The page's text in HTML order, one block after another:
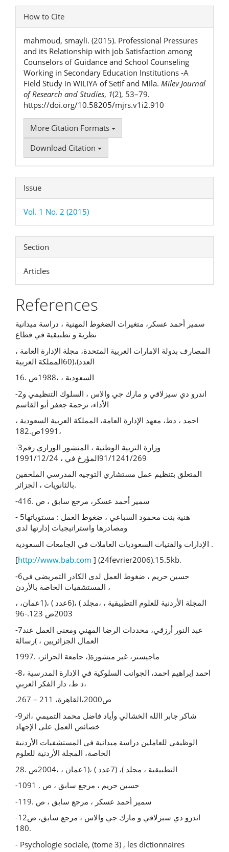
Article
Details
How to Cite
mahmoud, smayli. (2015). Professional Pressures
and its Relationship with job Satisfaction among
Counselors of Guidance and School Counseling
Working in Secondary Education Institutions -A
Field Study in WILIYA of Setif and Mila. Milev Journal
of Research and Studies, 1(2), 53–79.
https://doi.org/10.58205/mjrs.v1i2.910
More Citation Formats
Download Citation
Issue
Vol. 1 No. 2 (2015)
Section
Articles
References
سمیر أحمد عسكر، متغیرات الضغوط المهنیة ، دراسة میدانیة
نظریة و تطبیقیة في قطاع
المصارف بدولة الإمارات العربیة المتحدة، مجلة الإدارة العامة ،
العدد)،(60المملكة العربیة
السعودیة ، ،1988ص .16
-2اندرو دي سیزلاقي و مارك جي والاس ، السلوك التنظیمي و
الأداء، ترجمة جعفر أبو القاسم
احمد ، دط، معهد الإدارة العامة، المملكة العربیة السعودیة ،
،1991ص.182
-3وزارة التربیة الوطنیة ، المنشور الوزاري رقم
91/1241/269المؤرخ في ، 1991/12/24
المتعلق بتنظیم عمل مستشاري التوجیه المدرسي الملحقین
بالثانویات ، الجزائر.
-4سمیر أحمد عسكر، مرجع سابق ، ص .16
- 5هنیة بنت محمود السباعي ، ضغوط العمل : مستویاتها
ومصادرها واستراتیجیات إدارتها لدى
الإدارات والفنیات السعودیات العاملات في الجامعات السعودیة .
[http://www.bab.com ] (24fevrier2006).15.5kb.
-6حسین حریم ، ضغوط العمل لدى الكادر التمریضي في
المستشفیات الخاصة بالأردن ،
المجلة الأردنیة للعلوم التطبیقیة ، ،مجلد ) ،(6عدد ) ،(1عمان، ،
2003ص 123.-96
-7عبد النور أرزقي، محددات الرضا المهني ومعنى العمل عند
العمال الجزائریین ، )رسالة
ماجیستر، غیر منشورة(، جامعة الجزائر، .1997
-8احمد إبراهیم احمد، الجوانب السلوكیة في الإدارة المدرسیة ،
د ط، دار الفكر العربي،
.267 – 211 ،ص2000،القاهرة
-9شاكر جابر االله الخشالي وأیاد فاضل محمد التمیمي ،اثر
خصائص العمل على الإجهاد
الوظیفي للعاملین دراسة میدانیة في المستشفیات الأردنیة
الخاصة، المجلة الأردنیة للعلوم
التطبیقیة ، مجلد )، (7عدد ) ،(1عمان ، ،2004ص .28
-10حسین حریم ، مرجع سابق ، ص . 91
-11سمیر أحمد عسكر ، مرجع سابق ، ص .9
-12اندرو دي سیزلاقي و مارك جي والاس ، مرجع سابق، ص
.180
- Psychologie sociale, (tome 3) , les dictionnaires